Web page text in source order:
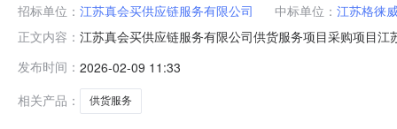
招标单位： 江苏真会买供应链服务有限公司 中标单位： 江苏格徕
正文内容： 江苏真会买供应链服务有限公司供货服务项目采购项目
因国家有关部门文件明确的其他情形三、直接采购供应
（https://caigou.chinatelecom.com.cn）上发布，
发布时间： 2026-02-09 11:33
相关产品：
供货服务